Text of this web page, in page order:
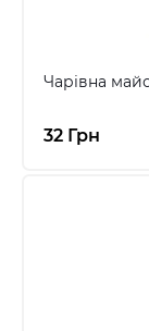
Чарівна
32 Грн